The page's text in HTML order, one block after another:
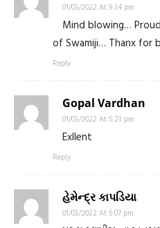
01/03/2022 At 9:34 pm
Mind blowing…
of Swamiji… Thanx for
Reply
Gopal Vardhan
01/03/2022 At 5:23 pm
Exllent
Reply
હેમેન્દ્ર કાપડિયા
01/03/2022 At 5:07 pm